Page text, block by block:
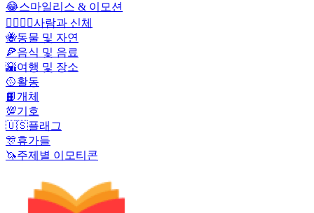
😂스마일리스 & 이모션
👩‍❤️‍💋‍👨사람과 신체
🐝동물 및 자연
🍕음식 및 음료
🌇여행 및 장소
🥎활동
📙개체
💯기호
🇺🇸플래그
🎊휴가들
🦄주제별 이모티콘